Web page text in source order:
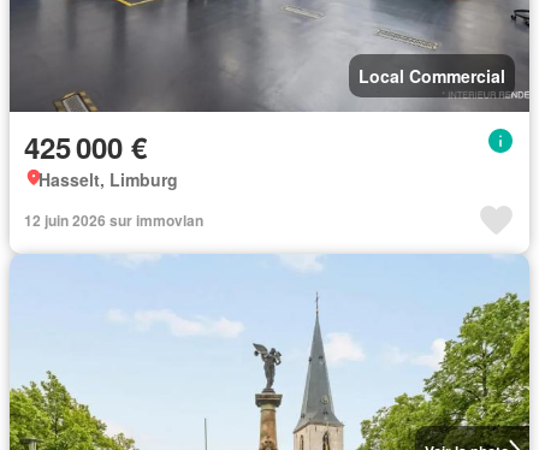
Local Commercial
425 000 €
Hasselt, Limburg
12 juin 2026 sur immovlan